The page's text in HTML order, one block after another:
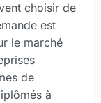
choisir de
est
le marché
de
à